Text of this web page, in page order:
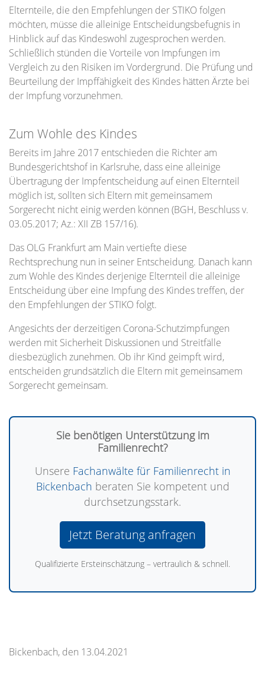
Elternteile, die den Empfehlungen der STIKO folgen
möchten, müsse die alleinige Entscheidungsbefugnis in
Hinblick auf das Kindeswohl zugesprochen werden.
Schließlich stünden die Vorteile von Impfungen im
Vergleich zu den Risiken im Vordergrund. Die Prüfung und
Beurteilung der Impffähigkeit des Kindes hätten Ärzte bei
der Impfung vorzunehmen.
Zum Wohle des Kindes
Bereits im Jahre 2017 entschieden die Richter am
Bundesgerichtshof in Karlsruhe, dass eine alleinige
Übertragung der Impfentscheidung auf einen Elternteil
möglich ist, sollten sich Eltern mit gemeinsamem
Sorgerecht nicht einig werden können (BGH, Beschluss v.
03.05.2017; Az.: XII ZB 157/16).
Das OLG Frankfurt am Main vertiefte diese
Rechtsprechung nun in seiner Entscheidung. Danach kann
zum Wohle des Kindes derjenige Elternteil die alleinige
Entscheidung über eine Impfung des Kindes treffen, der
den Empfehlungen der STIKO folgt.
Angesichts der derzeitigen Corona-Schutzimpfungen
werden mit Sicherheit Diskussionen und Streitfälle
diesbezüglich zunehmen. Ob ihr Kind geimpft wird,
entscheiden grundsätzlich die Eltern mit gemeinsamem
Sorgerecht gemeinsam.
Sie benötigen Unterstützung im
Familienrecht?
Unsere Fachanwälte für Familienrecht in
Bickenbach beraten Sie kompetent und
durchsetzungsstark.
Jetzt Beratung anfragen
Qualifizierte Ersteinschätzung – vertraulich & schnell.
Bickenbach, den 13.04.2021